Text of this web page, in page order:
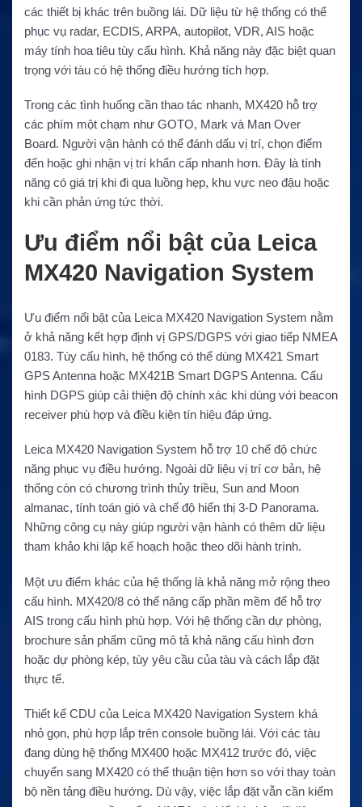
các thiết bị khác trên buồng lái. Dữ liệu từ hệ thống có thể
phục vụ radar, ECDIS, ARPA, autopilot, VDR, AIS hoặc
máy tính hoa tiêu tùy cấu hình. Khả năng này đặc biệt quan
trọng với tàu có hệ thống điều hướng tích hợp.
Trong các tình huống cần thao tác nhanh, MX420 hỗ trợ
các phím một chạm như GOTO, Mark và Man Over
Board. Người vận hành có thể đánh dấu vị trí, chọn điểm
đến hoặc ghi nhận vị trí khẩn cấp nhanh hơn. Đây là tính
năng có giá trị khi đi qua luồng hẹp, khu vực neo đậu hoặc
khi cần phản ứng tức thời.
Ưu điểm nổi bật của Leica
MX420 Navigation System
Ưu điểm nổi bật của Leica MX420 Navigation System nằm
ở khả năng kết hợp định vị GPS/DGPS với giao tiếp NMEA
0183. Tùy cấu hình, hệ thống có thể dùng MX421 Smart
GPS Antenna hoặc MX421B Smart DGPS Antenna. Cấu
hình DGPS giúp cải thiện độ chính xác khi dùng với beacon
receiver phù hợp và điều kiện tín hiệu đáp ứng.
Leica MX420 Navigation System hỗ trợ 10 chế độ chức
năng phục vụ điều hướng. Ngoài dữ liệu vị trí cơ bản, hệ
thống còn có chương trình thủy triều, Sun and Moon
almanac, tính toán gió và chế độ hiển thị 3-D Panorama.
Những công cụ này giúp người vận hành có thêm dữ liệu
tham khảo khi lập kế hoạch hoặc theo dõi hành trình.
Một ưu điểm khác của hệ thống là khả năng mở rộng theo
cấu hình. MX420/8 có thể nâng cấp phần mềm để hỗ trợ
AIS trong cấu hình phù hợp. Với hệ thống cần dự phòng,
brochure sản phẩm cũng mô tả khả năng cấu hình đơn
hoặc dự phòng kép, tùy yêu cầu của tàu và cách lắp đặt
thực tế.
Thiết kế CDU của Leica MX420 Navigation System khá
nhỏ gọn, phù hợp lắp trên console buồng lái. Với các tàu
đang dùng hệ thống MX400 hoặc MX412 trước đó, việc
chuyển sang MX420 có thể thuận tiện hơn so với thay toàn
bộ nền tảng điều hướng. Dù vậy, việc lắp đặt vẫn cần kiểm